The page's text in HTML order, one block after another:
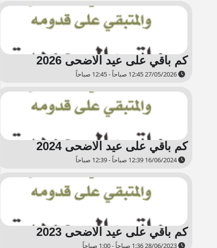
كم باقي على عيد الاضحى 2026
كم باقي على عيد الاضحى 2024
16/06/2024 12:39 صباحاً - 12:39 صباحاً
كم باقي على عيد الاضحى 2023